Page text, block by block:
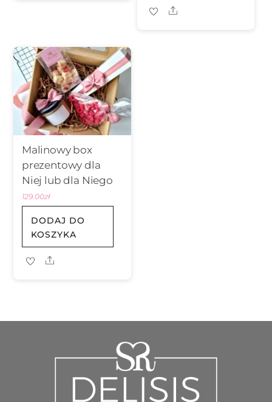
Share
Malinowy box
prezentowy dla
Niej lub dla Niego
129.00zł
DODAJ DO
KOSZYKA
Share